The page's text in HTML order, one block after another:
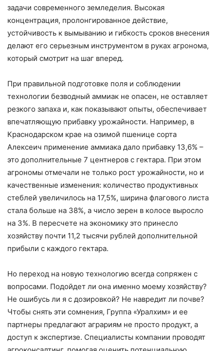
задачи современного земледелия. Высокая
концентрация, пролонгированное действие,
устойчивость к вымыванию и гибкость сроков внесения
делают его серьезным инструментом в руках агронома,
который смотрит на шаг вперед.
При правильной подготовке поля и соблюдении
технологии безводный аммиак не опасен, не оставляет
резкого запаха и, как показывают опыты, обеспечивает
впечатляющую прибавку урожайности. Например, в
Краснодарском крае на озимой пшенице сорта
Алексеич применение аммиака дало прибавку 13,6% –
это дополнительные 7 центнеров с гектара. При этом
агрономы отмечали не только рост урожайности, но и
качественные изменения: количество продуктивных
стеблей увеличилось на 17,5%, ширина флагового листа
стала больше на 38%, а число зерен в колосе выросло
на 3%. В пересчете на экономику это принесло
хозяйству почти 11,2 тысячи рублей дополнительной
прибыли с каждого гектара.
Но переход на новую технологию всегда сопряжен с
вопросами. Подойдет ли она именно моему хозяйству?
Не ошибусь ли я с дозировкой? Не навредит ли почве?
Чтобы снять эти сомнения, Группа «Уралхим» и ее
партнеры предлагают аграриям не просто продукт, а
доступ к экспертизе. Специалисты компании проводят